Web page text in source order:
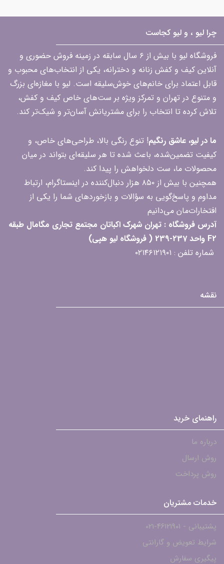
چرا لیو ، و لیو کجاست
فروشگاه لیو با بیش از ۶ سال سابقه در زمینه فروش حضوری و
آنلاین کیف و کفش زنانه و دخترانه، یکی از انتخاب‌های محبوب و
قابل اعتماد برای خانم‌های خوش‌سلیقه است. لیو با مغازه‌ای بزرگ
و متنوع در تهران و تمرکز ویژه بر ست‌های خاص کیف و کفش،
تلاش کرده تا انتخاب را برای مشتریانش آسان‌تر و شیک‌تر کند.
ما در لیو، عاشق رنگیم! تنوع رنگی بالا، طراحی‌های خاص، و
کیفیت تضمین‌شده، باعث شده تا هر سلیقه‌ای بتواند در میان
محصولات ما، ست دلخواهش را پیدا کند.
همچنین با بیش از ۸۵۰ هزار دنبال‌کننده در اینستاگرام، ارتباط
مداوم و پاسخ‌گویی به سؤالات و بازخوردهای شما را یکی از
افتخارات‌مان می‌دانیم
آدرس فروشگاه : تهران شهرک اکباتان مجتمع تجاری مگامال طبقه
F2 واحد 237-239 ( فروشگاه لیو هپی)
شماره تلفن : ۰۲۱۴۶۱۲۱۹۰۱
نقشه
راهنمای خرید
درباره ما
روش ارسال
روش پرداخت
خدمات مشتریان
پشتیبانی - ۴۶۱۲۱۹۰۱-021
شرایط تعویض و گارانتی
پیگیری سفارش